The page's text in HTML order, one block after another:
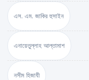
এস. এম. জাকির হুসাইন
এনায়েতুল্লাহ আল্‌তামাশ
নসীম হিজাযী